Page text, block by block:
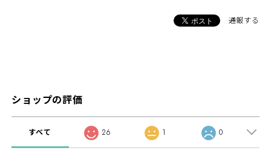
通報する
ショップの評価
すべて 26 1 0